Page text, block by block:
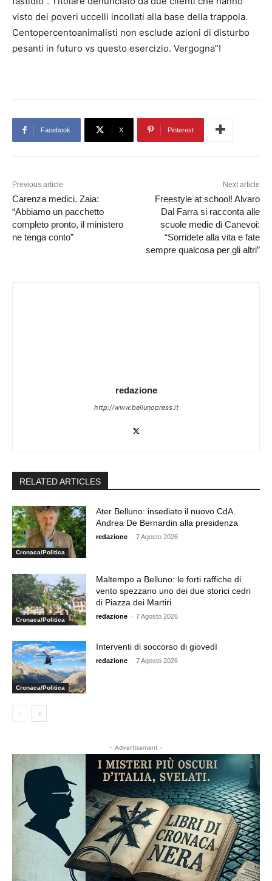
visto dei poveri uccelli incollati alla base della trappola.
Centopercentoanimalisti non esclude azioni di disturbo
pesanti in futuro vs questo esercizio. Vergogna”!
Facebook X Pinterest
Previous article
Carenza medici. Zaia:
“Abbiamo un pacchetto
completo pronto, il ministero
ne tenga conto”
Next article
Freestyle at school! Alvaro
Dal Farra si racconta alle
scuole medie di Canevoi:
“Sorridete alla vita e fate
sempre qualcosa per gli altri”
redazione
http://www.bellunopress.it
RELATED ARTICLES
Cronaca/Politica
Ater Belluno: insediato il nuovo CdA.
Andrea De Bernardin alla presidenza
redazione - 7 Agosto 2026
Cronaca/Politica
Maltempo a Belluno: le forti raffiche di
vento spezzano uno dei due storici cedri
di Piazza dei Martiri
redazione - 7 Agosto 2026
Cronaca/Politica
Interventi di soccorso di giovedì
redazione - 7 Agosto 2026
- Advertisement -